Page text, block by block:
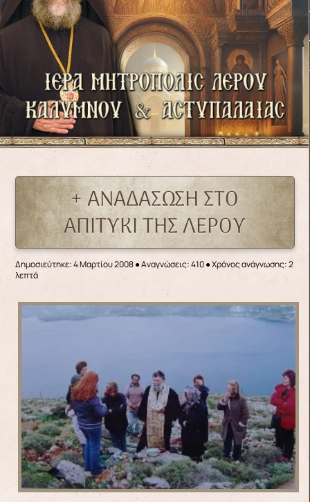
+ ΑΝΑΔΑΣΩΣΗ ΣΤΟ
ΑΠΙΤΥΚΙ ΤΗΣ ΛΕΡΟΥ
Δημοσιεύτηκε: 4 Μαρτίου 2008●Αναγνώσεις: 410● Χρόνος ανάγνωσης: 2
λεπτά